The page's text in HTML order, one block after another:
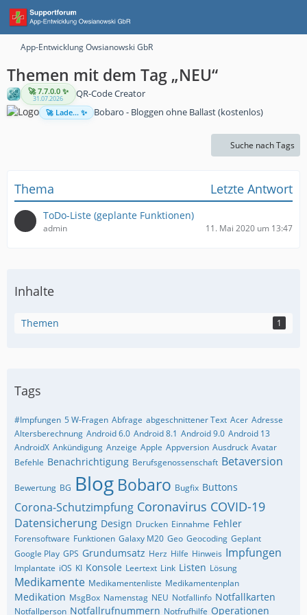
App-Entwicklung Owsianowski GbR
Themen mit dem Tag „NEU“
🚀 7.7.0.0 ✨
31.07.2026 QR-Code Creator
🚀 Lade... ✨ Bobaro - Bloggen ohne Ballast (kostenlos)
Suche nach Tags
Thema Letzte Antwort
ToDo-Liste (geplante Funktionen)
admin 11. Mai 2020 um 13:47
Inhalte
Themen 1
Tags
#Impfungen 5 W-Fragen Abfrage abgeschnittener Text Acer Adresse
Altersberechnung Android 6.0 Android 8.1 Android 9.0 Android 13
AndroidX Ankündigung Anzeige Apple Appversion Ausdruck Avatar
Befehle Benachrichtigung Berufsgenossenschaft Betaversion
Bewertung BG Blog Bobaro Bugfix Buttons
Corona-Schutzimpfung Coronavirus COVID-19
Datensicherung Design Drucken Einnahme Fehler
Forensoftware Funktionen Galaxy M20 Geo Geocoding Geplant
Google Play GPS Grundumsatz Herz Hilfe Hinweis Impfungen
Implantate iOS KI Konsole Leertext Link Listen Lösung
Medikamente Medikamentenliste Medikamentenplan
Medikation MsgBox Namenstag NEU Notfallinfo Notfallkarten
Notfallperson Notfallrufnummern Notfrufhilfe Operationen